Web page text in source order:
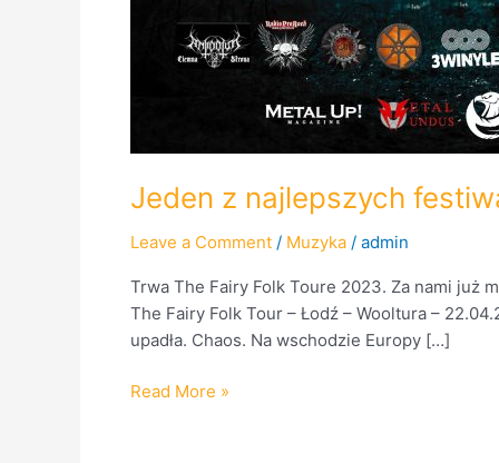
Jeden z najlepszych
Leave a Comment / Muzyka / admin
Trwa The Fairy Folk Toure 2023. Za nami już
The Fairy Folk Tour – Łodź – Wooltura –
upadła. Chaos. Na wschodzie Europy […]
Read More »